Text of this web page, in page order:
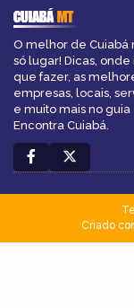
CUIABÁMT
O melhor de Cuiabá
só lugar! Dicas, onde
que fazer, as
empresas, locais,
e muito mais no guia
Encontra Cuiabá.
Criado